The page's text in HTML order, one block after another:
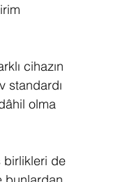
cihazın
standardı
olma
birlikleri de